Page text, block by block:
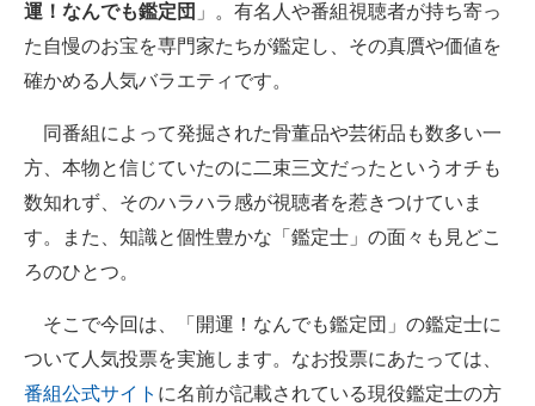
ITの今と未来を見通す
スマホと通信の最新トレンド
進化するPCとデバイスの未来
好きが集まる 比べて選べる
ビジネスと働き方のヒント
AI活用のいまが分かる
企業ITのトレンドを詳説
経営リーダーのコミュニティ
運！なんでも鑑定団 」。有名人や番組視聴者が持ち寄っ
た自慢のお宝を専門家たちが鑑定し、その真贋や価値を
確かめる人気バラエティです。
同番組によって発掘された骨董品や芸術品も数多い一
方、本物と信じていたのに二束三文だったというオチも
数知れず、そのハラハラ感が視聴者を惹きつけていま
す。また、知識と個性豊かな「鑑定士」の面々も見どこ
ろのひとつ。
そこで今回は、「開運！なんでも鑑定団」の鑑定士に
ついて人気投票を実施します。なお投票にあたっては、
番組公式サイト に名前が記載されている現役鑑定士の方